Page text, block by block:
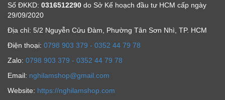
Số ĐKKD: 0316512290 do Sở Kế hoạch đầu tư HCM cấp ngày
29/09/2020
Địa chỉ: 5/2 Nguyễn Cửu Đàm, Phường Tân Sơn Nhì, TP. HCM
Ðiện thoại: 0798 903 379 - 0352 44 79 78
Zalo: 0798 903 379 - 0352 44 79 78
Email: nghilamshop@gmail.com
Website: https://nghilamshop.com